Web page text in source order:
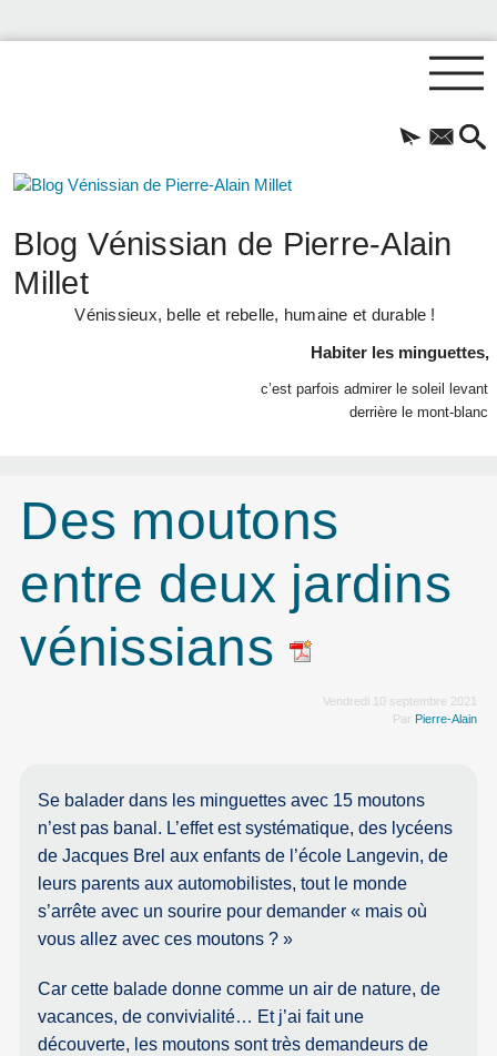
Blog Vénissian de Pierre-Alain
Millet
Vénissieux, belle et rebelle, humaine et durable !
Habiter les minguettes,
c’est parfois admirer le soleil levant
derrière le mont-blanc
Des moutons
entre deux jardins
vénissians
Vendredi 10 septembre 2021
Par Pierre-Alain
Se balader dans les minguettes avec 15 moutons
n’est pas banal. L’effet est systématique, des lycéens
de Jacques Brel aux enfants de l’école Langevin, de
leurs parents aux automobilistes, tout le monde
s’arrête avec un sourire pour demander « mais où
vous allez avec ces moutons ? »
Car cette balade donne comme un air de nature, de
vacances, de convivialité… Et j’ai fait une
découverte, les moutons sont très demandeurs de